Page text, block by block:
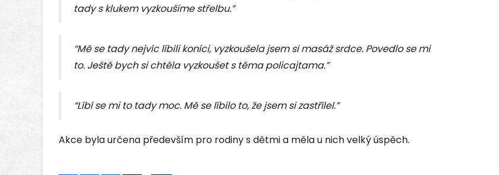
tady s klukem vyzkoušíme střelbu.”
“Mě se tady nejvíc líbili koníci, vyzkoušela jsem si masáž srdce. Povedlo se mi
to. Ještě bych si chtěla vyzkoušet s těma policajtama.”
“Líbí se mi to tady moc. Mě se líbilo to, že jsem si zastřílel.”
Akce byla určena především pro rodiny s dětmi a měla u nich velký úspěch.